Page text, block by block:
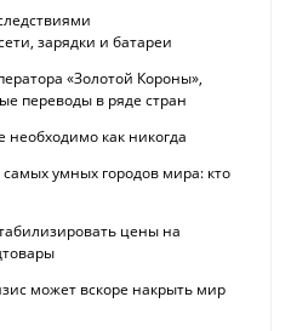
зарядки и батареи
«Золотой Короны»,
переводы в ряде стран
как никогда
умных городов мира: кто
цены на
может вскоре накрыть мир